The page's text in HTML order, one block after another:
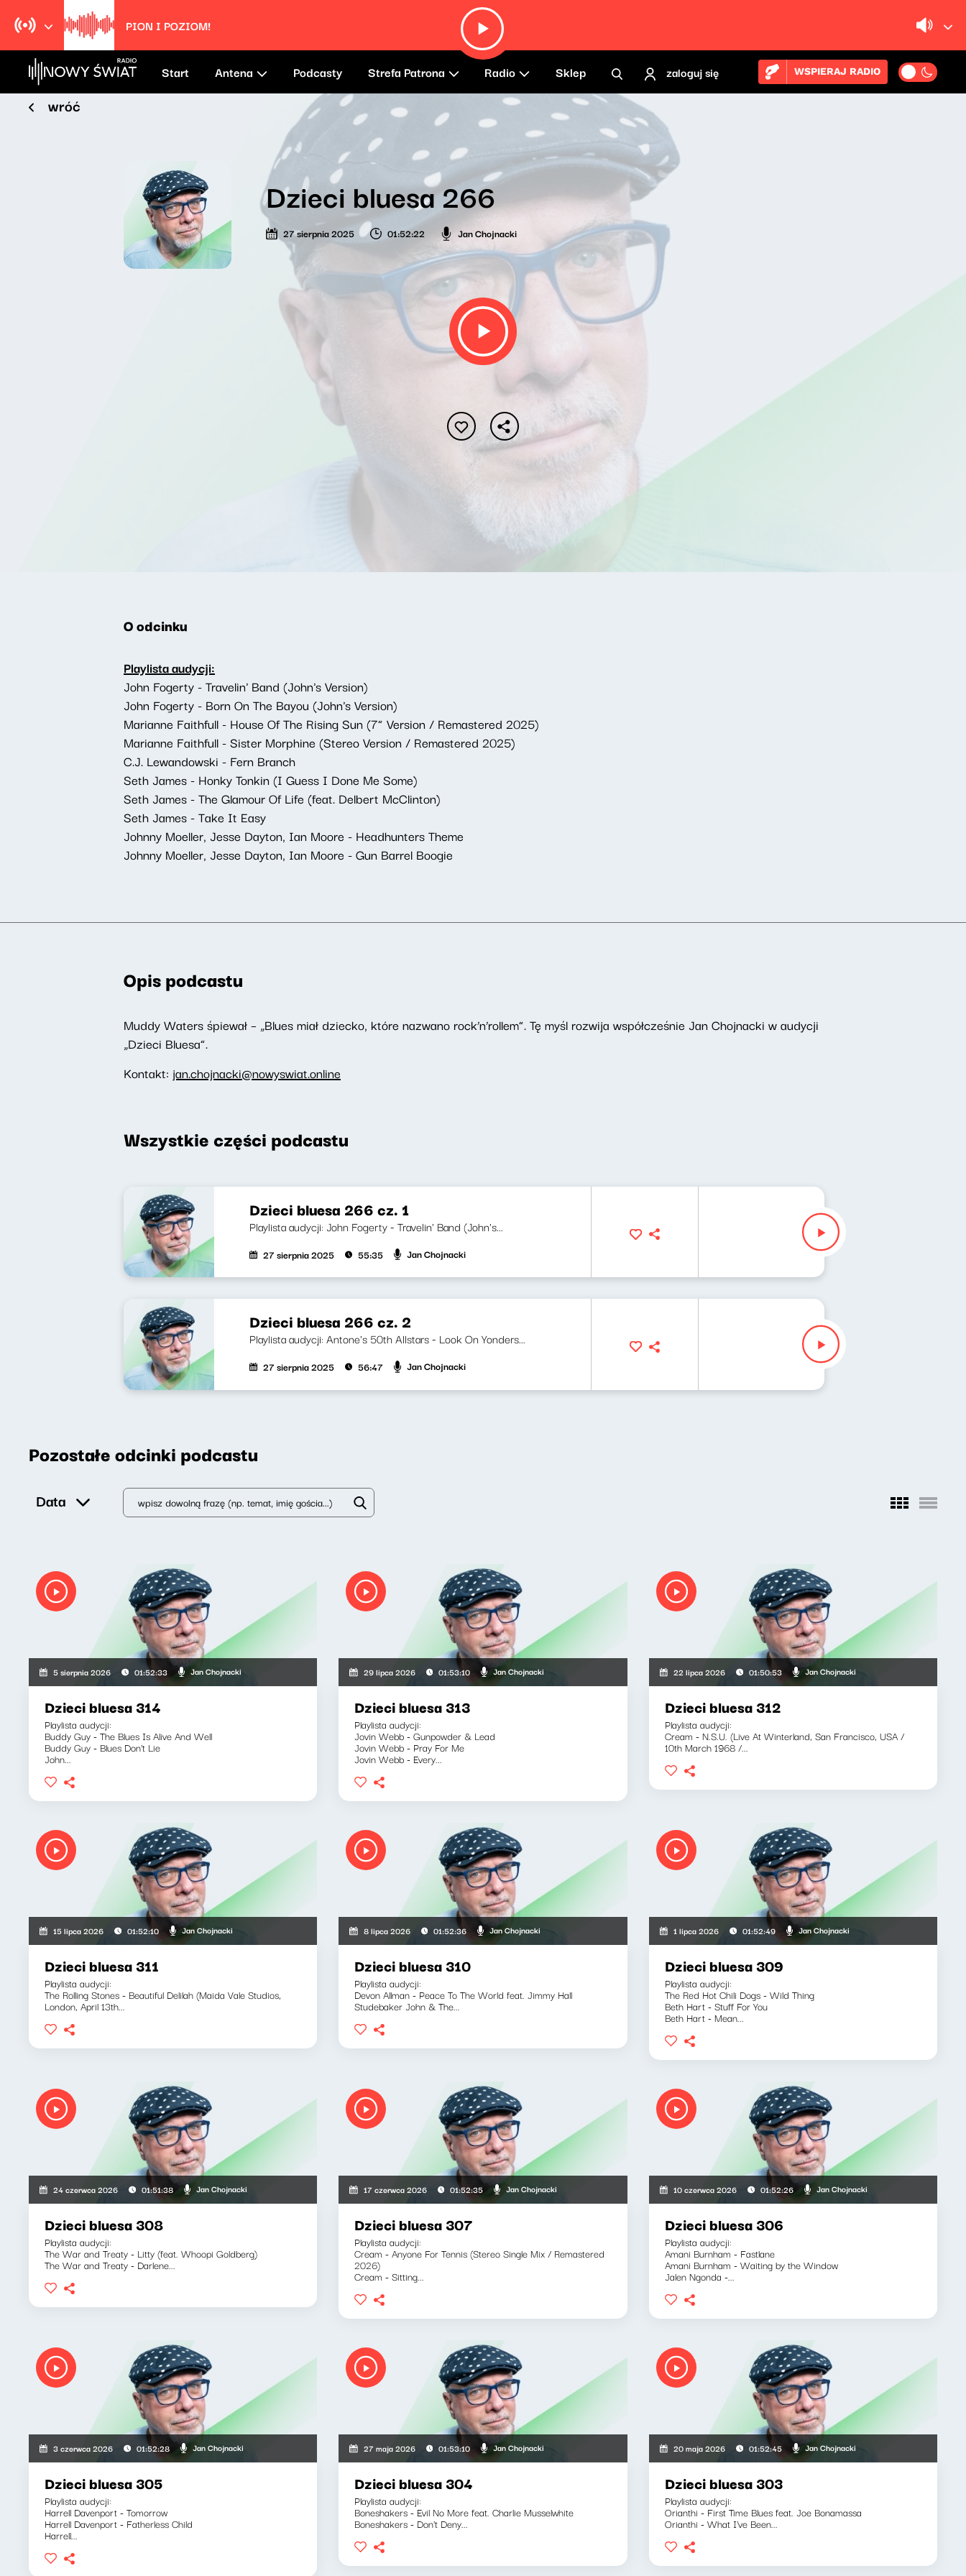
Duke Robillard & his All Star Band
Start Antena Podcasty Strefa Patrona Radio Sklep zaloguj się WSPIERAJ RADIO
wróć
Dzieci bluesa 266
27 sierpnia 2025 01:52:22 Jan Chojnacki
O odcinku
Playlista audycji:
John Fogerty - Travelin' Band (John's Version)
John Fogerty - Born On The Bayou (John's Version)
Marianne Faithfull - House Of The Rising Sun (7” Version / Remastered 2025)
Marianne Faithfull - Sister Morphine (Stereo Version / Remastered 2025)
C.J. Lewandowski - Fern Branch
Seth James - Honky Tonkin (I Guess I Done Me Some)
Seth James - The Glamour Of Life (feat. Delbert McClinton)
Seth James - Take It Easy
Johnny Moeller, Jesse Dayton, Ian Moore - Headhunters Theme
Johnny Moeller, Jesse Dayton, Ian Moore - Gun Barrel Boogie
Opis podcastu
Muddy Waters śpiewał – „Blues miał dziecko, które nazwano rock’n’rollem”. Tę myśl rozwija współcześnie Jan Chojnacki w audycji
„Dzieci Bluesa”.
Kontakt: jan.chojnacki@nowyswiat.online
Wszystkie części podcastu
Dzieci bluesa 266 cz. 1
Playlista audycji: John Fogerty - Travelin' Band (John's...
27 sierpnia 2025 55:35 Jan Chojnacki
Dzieci bluesa 266 cz. 2
Playlista audycji: Antone's 50th Allstars - Look On Yonders...
27 sierpnia 2025 56:47 Jan Chojnacki
Pozostałe odcinki podcastu
Data
5 sierpnia 2026 01:52:33 Jan Chojnacki
Dzieci bluesa 314
Playlista audycji:
Buddy Guy - The Blues Is Alive And Well
Buddy Guy - Blues Don't Lie
John...
29 lipca 2026 01:53:10 Jan Chojnacki
Dzieci bluesa 313
Playlista audycji:
Jovin Webb - Gunpowder & Lead
Jovin Webb - Pray For Me
Jovin Webb - Every...
22 lipca 2026 01:50:53 Jan Chojnacki
Dzieci bluesa 312
Playlista audycji:
Cream - N.S.U. (Live At Winterland, San Francisco, USA /
10th March 1968 /...
15 lipca 2026 01:52:10 Jan Chojnacki
Dzieci bluesa 311
Playlista audycji:
The Rolling Stones - Beautiful Delilah (Maida Vale Studios,
London, April 13th...
8 lipca 2026 01:52:36 Jan Chojnacki
Dzieci bluesa 310
Playlista audycji:
Devon Allman - Peace To The World feat. Jimmy Hall
Studebaker John & The...
1 lipca 2026 01:52:49 Jan Chojnacki
Dzieci bluesa 309
Playlista audycji:
The Red Hot Chili Dogs - Wild Thing
Beth Hart - Stuff For You
Beth Hart - Mean...
24 czerwca 2026 01:51:38 Jan Chojnacki
Dzieci bluesa 308
Playlista audycji:
The War and Treaty - Litty (feat. Whoopi Goldberg)
The War and Treaty - Darlene...
17 czerwca 2026 01:52:35 Jan Chojnacki
Dzieci bluesa 307
Playlista audycji:
Cream - Anyone For Tennis (Stereo Single Mix / Remastered
2026)
Cream - Sitting...
10 czerwca 2026 01:52:26 Jan Chojnacki
Dzieci bluesa 306
Playlista audycji:
Amani Burnham - Fastlane
Amani Burnham - Waiting by the Window
Jalen Ngonda -...
3 czerwca 2026 01:52:28 Jan Chojnacki
Dzieci bluesa 305
Playlista audycji:
Harrell Davenport - Tomorrow
Harrell Davenport - Fatherless Child
Harrell...
27 maja 2026 01:53:10 Jan Chojnacki
Dzieci bluesa 304
Playlista audycji:
Boneshakers - Evil No More feat. Charlie Musselwhite
Boneshakers - Don't Deny...
20 maja 2026 01:52:45 Jan Chojnacki
Dzieci bluesa 303
Playlista audycji:
Orianthi - First Time Blues feat. Joe Bonamassa
Orianthi - What I've Been...